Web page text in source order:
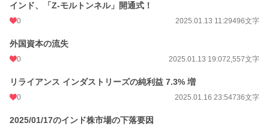
インド、「Z-モルトンネル」開通式！
0 2025.01.13 11:29496文字
外国資本の流失
0 2025.01.13 19:072,557文字
リライアンス インダストリーズの純利益 7.3% 増
0 2025.01.16 23:54736文字
2025/01/17のインド株市場の下落要因